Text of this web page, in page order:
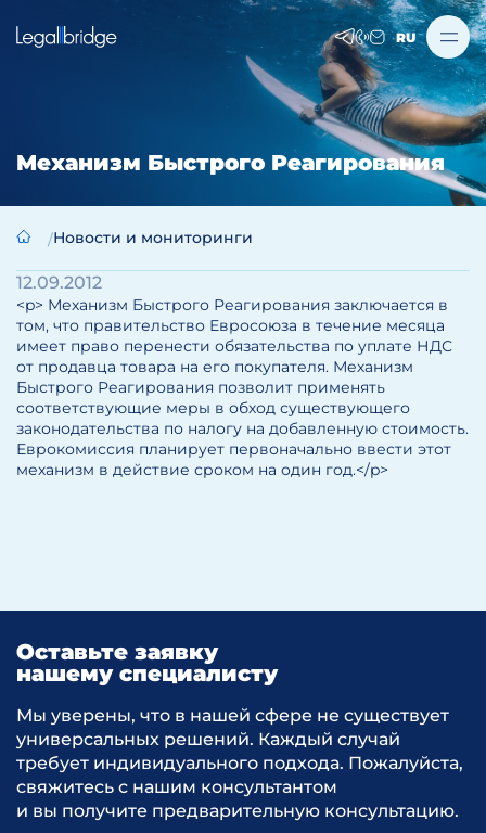
RU
Механизм Быстрого Реагирования
Новости и мониторинги
12.09.2012
<p> Механизм Быстрого Реагирования заключается в
том, что правительство Евросоюза в течение месяца
имеет право перенести обязательства по уплате НДС
от продавца товара на его покупателя. Механизм
Быстрого Реагирования позволит применять
соответствующие меры в обход существующего
законодательства по налогу на добавленную стоимость.
Еврокомиссия планирует первоначально ввести этот
механизм в действие сроком на один год.</p>
Оставьте заявку
нашему специалисту
Мы уверены, что в нашей сфере не существует
универсальных решений. Каждый случай
требует индивидуального подхода. Пожалуйста,
свяжитесь с нашим консультантом
и вы получите предварительную консультацию.